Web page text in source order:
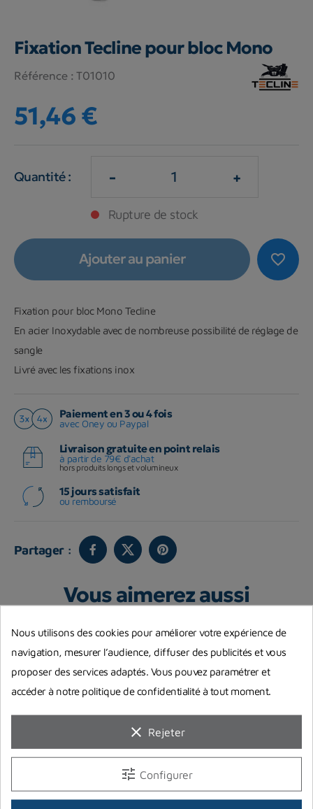
Fixation Tecline pour bloc Mono
Référence : T01010
51,46 €
Quantité : - +
Rupture de stock
favorite_border
Ajouter au panier
Fixation pour bloc Mono Tecline
En acier Inoxydable avec de nombreuse possibilité de réglage de
sangle
Livré avec les fixations inox
Paiement en 3 ou 4 fois
avec Oney ou Paypal
Livraison gratuite en point relais
à partir de 79€ d'achat
hors produits longs et volumineux
15 jours satisfait
ou remboursé
Partager :
Vous aimerez aussi
Harnais complet + Backplate
-6,00 €
Inflateur Apeks pour la
Nous utilisons des cookies pour améliorer votre expérience de
navigation, mesurer l’audience, diffuser des publicités et vous
proposer des services adaptés. Vous pouvez paramétrer et
accéder à notre politique de confidentialité à tout moment.
clear Rejeter
tune Configurer